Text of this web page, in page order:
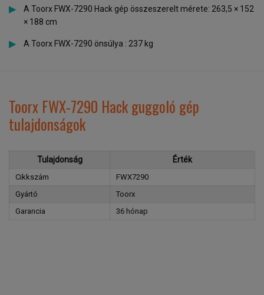
A Toorx FWX-7290 Hack gép összeszerelt mérete: 263,5 × 152
× 188 cm
A Toorx FWX-7290 önsúlya : 237 kg
Toorx FWX-7290 Hack guggoló gép
tulajdonságok
Tulajdonság Érték
Cikkszám
FWX7290
Gyártó
Toorx
Garancia
36 hónap